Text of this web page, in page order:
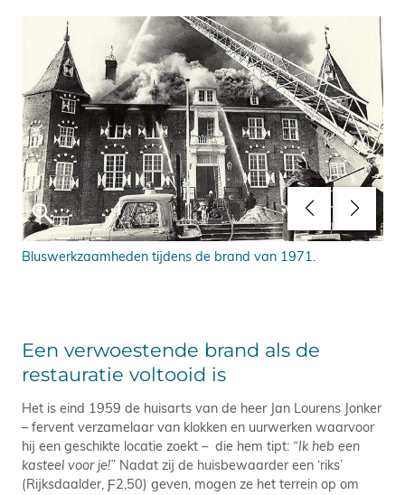
Bluswerkzaamheden tijdens de brand van 1971.
Een verwoestende brand als de
restauratie voltooid is
Het is eind 1959 de huisarts van de heer Jan Lourens Jonker
– fervent verzamelaar van klokken en uurwerken waarvoor
hij een geschikte locatie zoekt – die hem tipt: “Ik heb een
kasteel voor je!” Nadat zij de huisbewaarder een ‘riks’
(Rijksdaalder, Ƒ2,50) geven, mogen ze het terrein op om